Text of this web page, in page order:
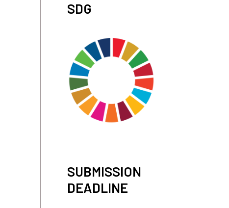
SDG
SUBMISSION
DEADLINE